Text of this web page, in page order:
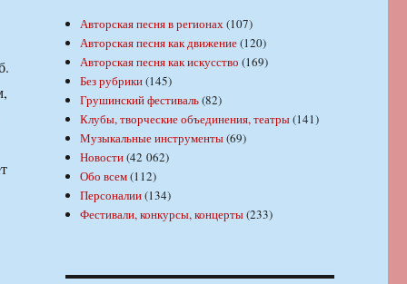
Авторская песня в регионах(107)
Авторская песня как движение(120)
Авторская песня как искусство (169)
Без рубрики(145)
Грушинский фестиваль(82)
Клубы, творческие объединения, театры(141)
Музыкальные инструменты(69)
Новости(42 062)
Обо всем(112)
Персоналии(134)
Фестивали, конкурсы, концерты(233)